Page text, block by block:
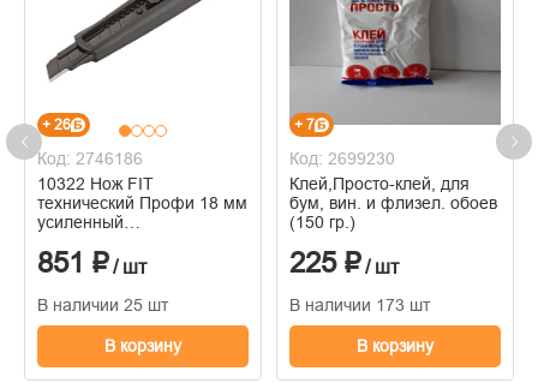
+ 26
Код: 2746186
10322 Нож FIT
технический Профи 18 мм
усиленный
пластиковый прижим,
851 ₽/ шт
В наличии 25 шт
В корзину
+ 7
Код: 2699230
Клей,Просто-клей, для
бум, вин. и флизел. обоев
(150 гр.)
225 ₽/ шт
В наличии 173 шт
В корзину